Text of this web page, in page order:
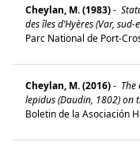
Cheylan, M. (1983)-
des îles d’Hyères (Var, sud-
Parc National de Port-
Cheylan, M. (2016)-
lepidus (Daudin, 1802) on
Boletin de la Asociación